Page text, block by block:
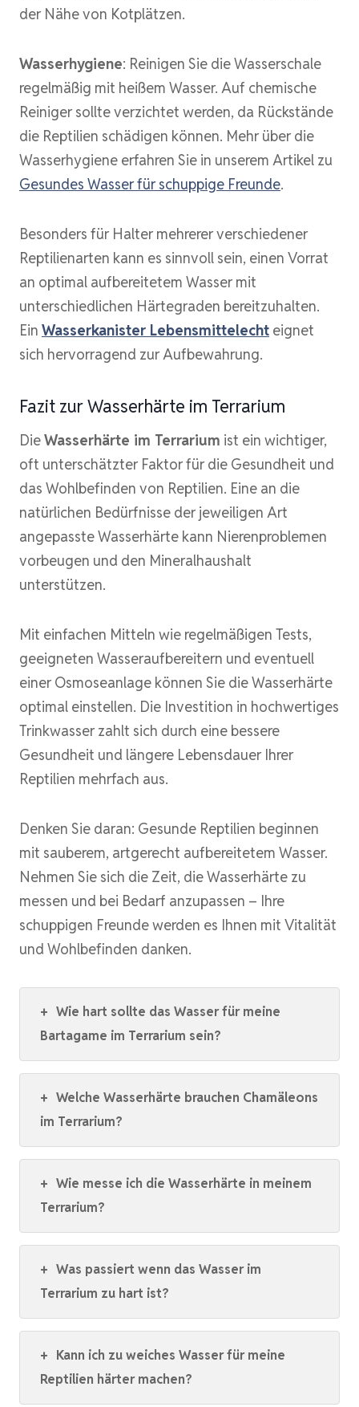
der Nähe von Kotplätzen.
Wasserhygiene: Reinigen Sie die Wasserschale
regelmäßig mit heißem Wasser. Auf chemische
Reiniger sollte verzichtet werden, da Rückstände
die Reptilien schädigen können. Mehr über die
Wasserhygiene erfahren Sie in unserem Artikel zu
Gesundes Wasser für schuppige Freunde.
Besonders für Halter mehrerer verschiedener
Reptilienarten kann es sinnvoll sein, einen Vorrat
an optimal aufbereitetem Wasser mit
unterschiedlichen Härtegraden bereitzuhalten.
Ein Wasserkanister Lebensmittelecht eignet
sich hervorragend zur Aufbewahrung.
Fazit zur Wasserhärte im Terrarium
DieWasserhärte im Terrarium ist ein wichtiger,
oft unterschätzter Faktor für die Gesundheit und
das Wohlbefinden von Reptilien. Eine an die
natürlichen Bedürfnisse der jeweiligen Art
angepasste Wasserhärte kann Nierenproblemen
vorbeugen und den Mineralhaushalt
unterstützen.
Mit einfachen Mitteln wie regelmäßigen Tests,
geeigneten Wasseraufbereitern und eventuell
einer Osmoseanlage können Sie die Wasserhärte
optimal einstellen. Die Investition in hochwertiges
Trinkwasser zahlt sich durch eine bessere
Gesundheit und längere Lebensdauer Ihrer
Reptilien mehrfach aus.
Denken Sie daran: Gesunde Reptilien beginnen
mit sauberem, artgerecht aufbereitetem Wasser.
Nehmen Sie sich die Zeit, die Wasserhärte zu
messen und bei Bedarf anzupassen – Ihre
schuppigen Freunde werden es Ihnen mit Vitalität
und Wohlbefinden danken.
+ Wie hart sollte das Wasser für meine
Bartagame im Terrarium sein?
+ Welche Wasserhärte brauchen Chamäleons
im Terrarium?
+ Wie messe ich die Wasserhärte in meinem
Terrarium?
+ Was passiert wenn das Wasser im
Terrarium zu hart ist?
+ Kann ich zu weiches Wasser für meine
Reptilien härter machen?